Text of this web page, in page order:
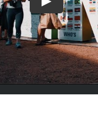
Play